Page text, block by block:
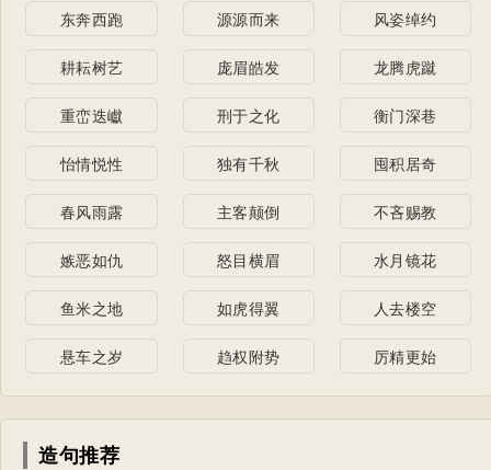
东奔西跑 源源而来 风姿绰约
耕耘树艺 庞眉皓发 龙腾虎蹴
重峦迭巘 刑于之化 衡门深巷
怡情悦性 独有千秋 囤积居奇
春风雨露 主客颠倒 不吝赐教
嫉恶如仇 怒目横眉 水月镜花
鱼米之地 如虎得翼 人去楼空
悬车之岁 趋权附势 厉精更始
造句推荐